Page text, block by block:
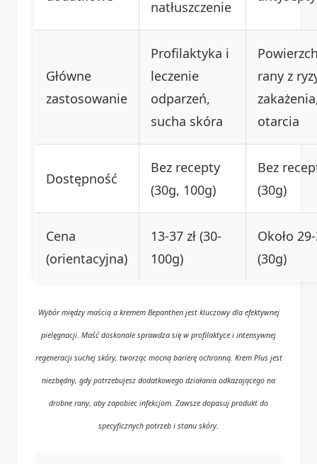
natłuszczenie
Główne
zastosowanie
Profilaktyka i
leczenie
odparzeń,
sucha skóra
rany z
otarcia
Dostępność
Bez recepty
(30g, 100g)
Bez
(30g)
Cena
(orientacyjna)
13-37 zł (30-
100g)
Około 29-
(30g)
Wybór między maścią a kremem Bepanthen jest kluczowy dla efektywnej
pielęgnacji. Maść doskonale sprawdza się w profilaktyce i intensywnej
regeneracji suchej skóry, tworząc mocną barierę ochronną. Krem Plus jest
niezbędny, gdy potrzebujesz dodatkowego działania odkażającego na
drobne rany, aby zapobiec infekcjom. Zawsze dopasuj produkt do
specyficznych potrzeb i stanu skóry.